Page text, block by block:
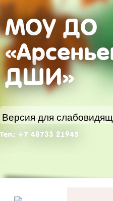
МОУ ДО
ДШИ»
Версия для
Тел.: +7 48733 21945